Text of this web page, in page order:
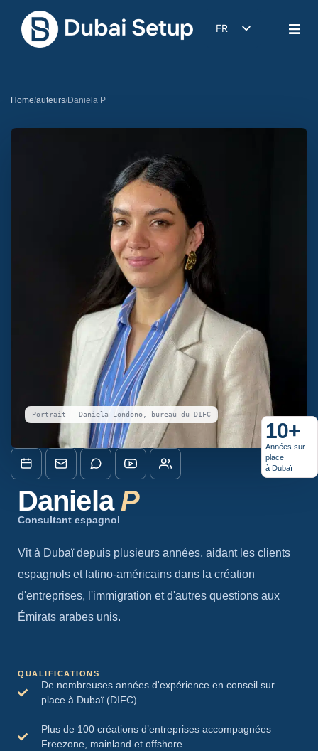
FR
Home/auteurs/Daniela P
Portrait — Daniela Londono, bureau du DIFC
10+
Années sur
place
à Dubaï
Daniela P
Consultant espagnol
Vit à Dubaï depuis plusieurs années, aidant les clients
espagnols et latino-américains dans la création
d'entreprises, l'immigration et d'autres questions aux
Émirats arabes unis.
QUALIFICATIONS
De nombreuses années d'expérience en conseil sur
place à Dubaï (DIFC)
Plus de 100 créations d’entreprises accompagnées —
Freezone, mainland et offshore